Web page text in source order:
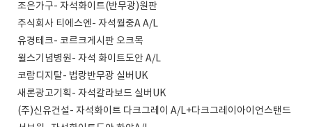
조은가구- 자석화이트(반무광)원판
주식회사 티에스엔- 자석월중A A/L
유경테크- 코르크게시판 오크목
윌스기념병원- 자석 화이트도안 A/L
코람디지탈- 법랑반무광 실버UK
새론광고기획- 자석칼라보드 실버UK
(주)신유건설- 자석화이트 다크그레이 A/L+다크그레이아이언스탠드